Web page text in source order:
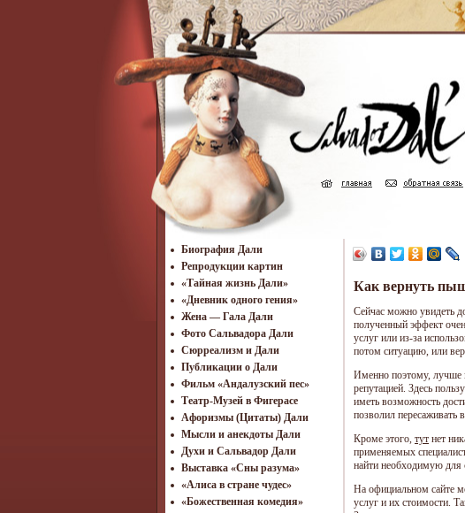
Биография Дали
Репродукции картин
«Тайная жизнь Дали»
«Дневник одного гения»
Жена — Гала Дали
Фото Сальвадора Дали
Cюрреализм и Дали
Публикации о Дали
Фильм «Андалузский пес»
Театр-Музей в Фигерасе
Афоризмы (Цитаты) Дали
Мысли и анекдоты Дали
Духи и Сальвадор Дали
Выставка «Сны разума»
«Алиса в стране чудес»
«Божественная комедия»
Как вернуть
Сейчас можно увидеть
полученный эффект
услуг или из-за
потом ситуацию, или
Именно поэтому, лучше
репутацией. Здесь
иметь возможность
позволил пересаживать
Кроме этого, тут нет
применяемых
найти необходимую
На официальном сайте
услуг и их стоимости.